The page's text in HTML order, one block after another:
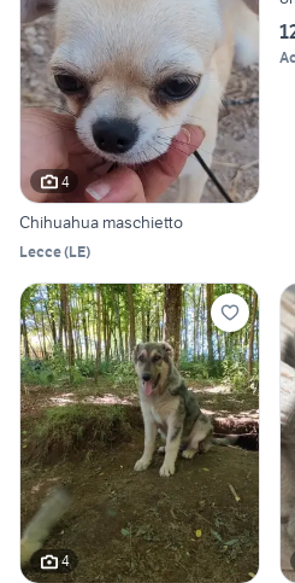
4
Chihuahua maschietto
Lecce(LE)
4